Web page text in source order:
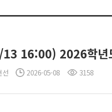
16:00) 2026학년
선 2026-05-08 3158